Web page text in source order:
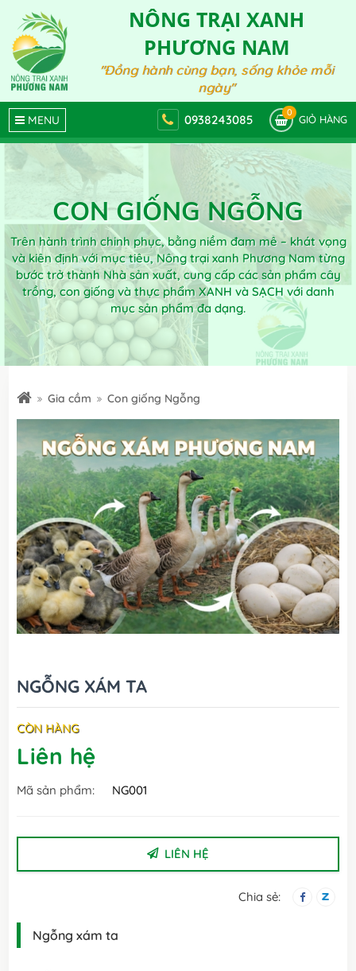
NÔNG TRẠI XANH
PHƯƠNG NAM
"Đồng hành cùng bạn, sống khỏe mỗi
ngày"
MENU 0938243085
0
GIỎ HÀNG
CON GIỐNG NGỖNG
Trên hành trình chinh phục, bằng niềm đam mê – khát vọng
và kiên định với mục tiêu, Nông trại xanh Phương Nam từng
bước trở thành Nhà sản xuất, cung cấp các sản phẩm cây
trồng, con giống và thực phẩm XANH và SẠCH với danh
mục sản phẩm đa dạng.
Gia cầm Con giống Ngỗng
NGỖNG XÁM TA
CÒN HÀNG
Liên hệ
Mã sản phẩm: NG001
LIÊN HỆ
Chia sẻ:
Ngỗng xám ta